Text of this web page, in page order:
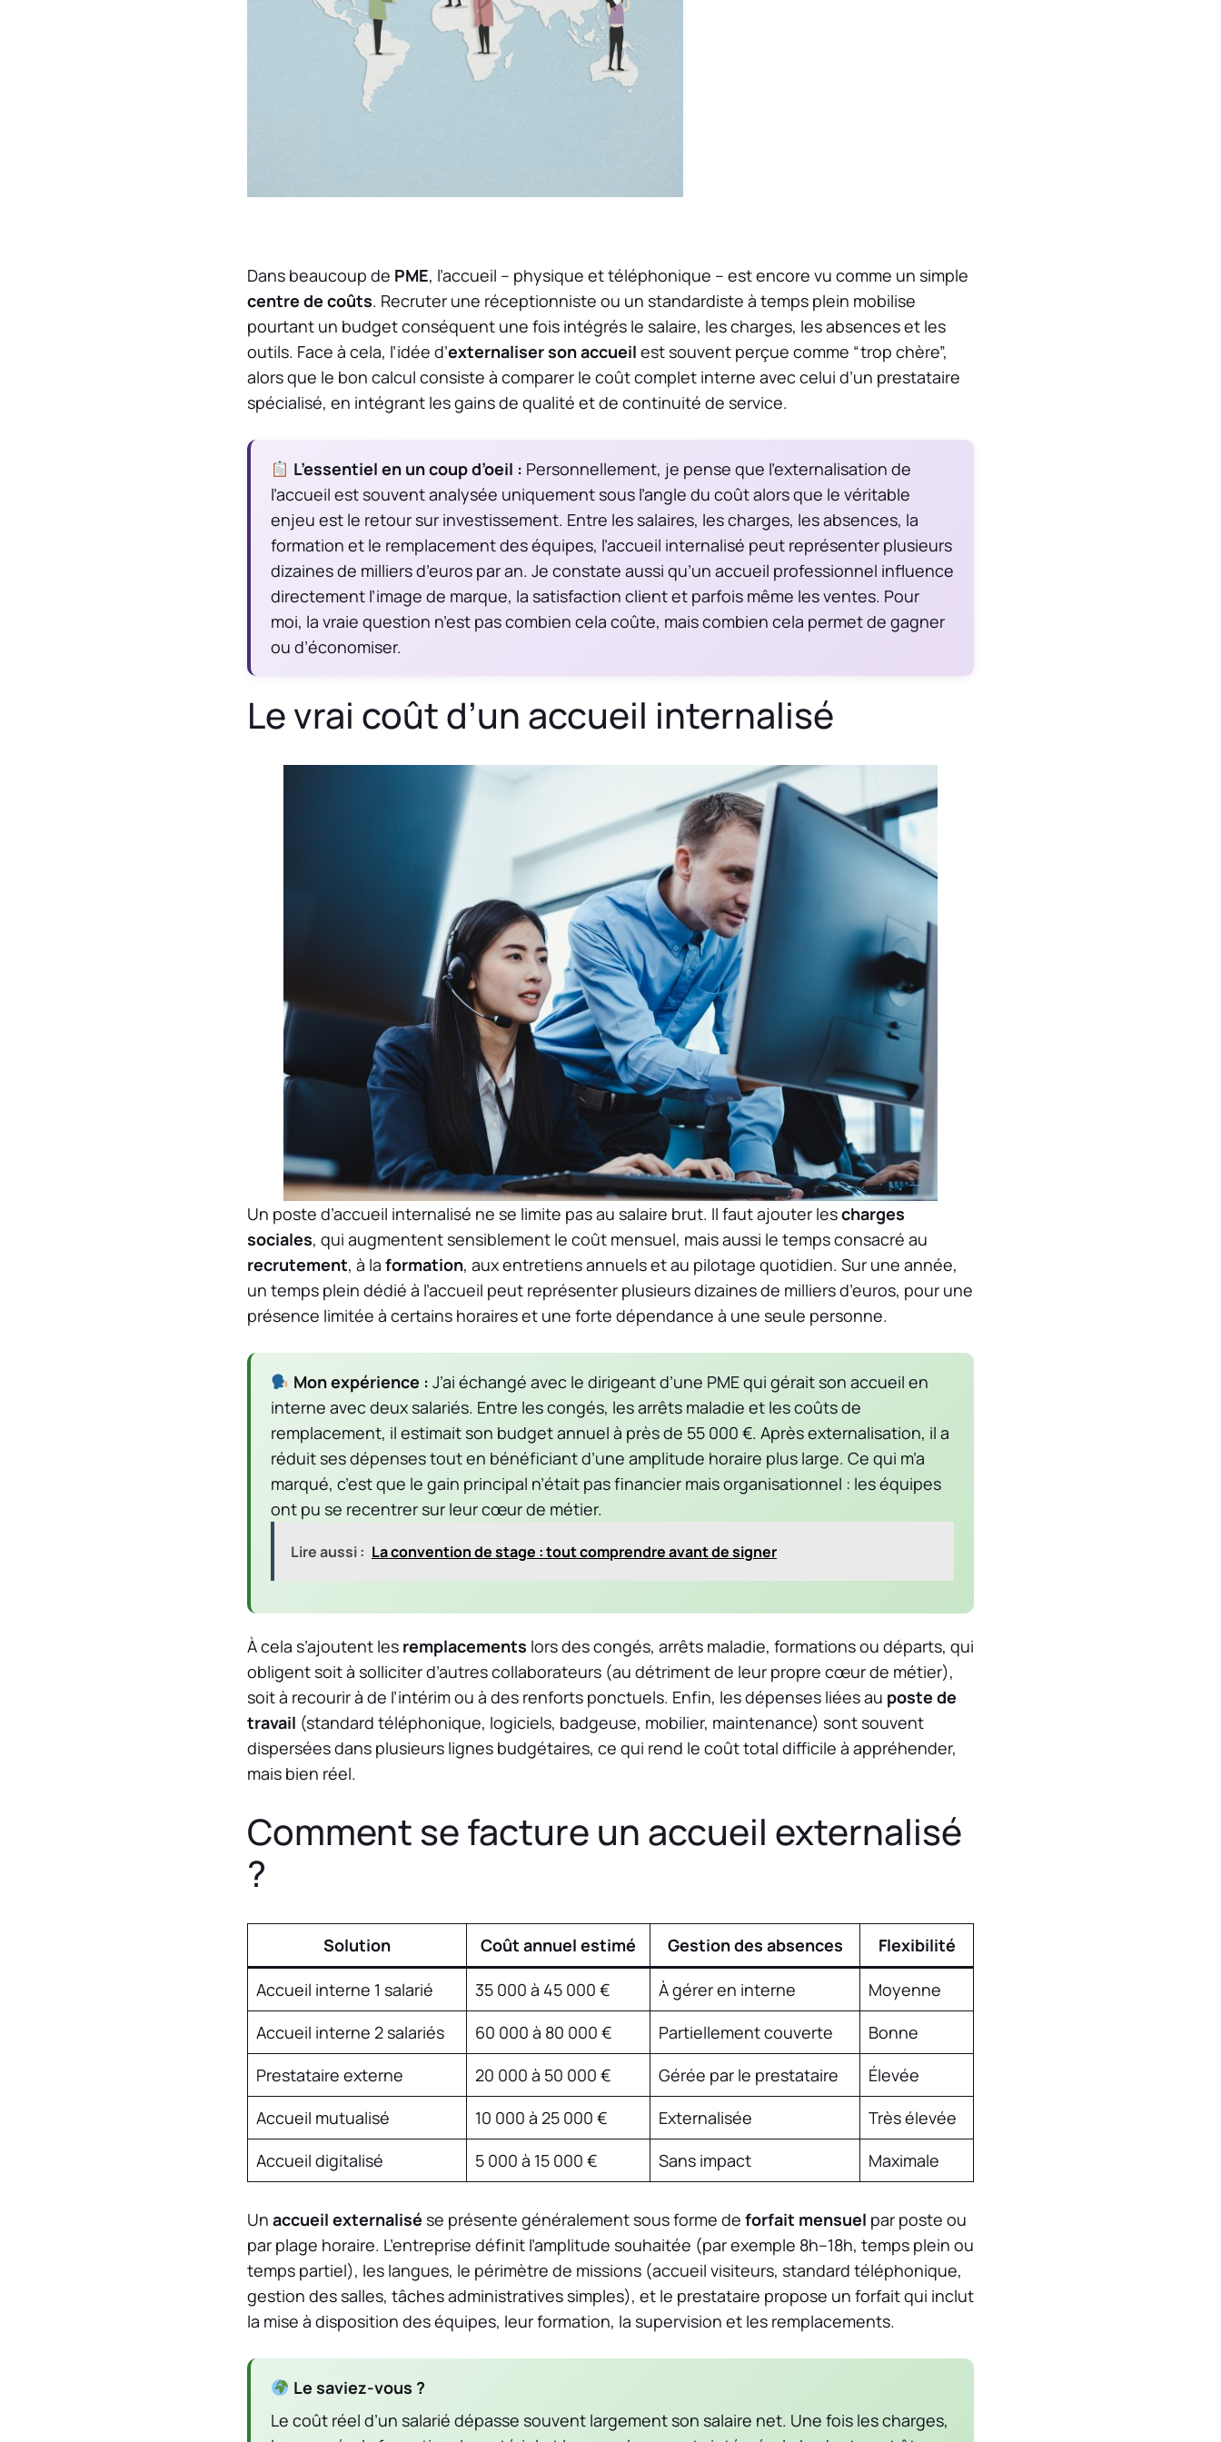
Dans beaucoup de PME, l’accueil – physique et téléphonique – est encore vu comme un simple
centre de coûts. Recruter une réceptionniste ou un standardiste à temps plein mobilise
pourtant un budget conséquent une fois intégrés le salaire, les charges, les absences et les
outils. Face à cela, l’idée d’externaliser son accueil est souvent perçue comme “trop chère”,
alors que le bon calcul consiste à comparer le coût complet interne avec celui d’un prestataire
spécialisé, en intégrant les gains de qualité et de continuité de service.
L’essentiel en un coup d’oeil : Personnellement, je pense que l’externalisation de
l’accueil est souvent analysée uniquement sous l’angle du coût alors que le véritable
enjeu est le retour sur investissement. Entre les salaires, les charges, les absences, la
formation et le remplacement des équipes, l’accueil internalisé peut représenter plusieurs
dizaines de milliers d’euros par an. Je constate aussi qu’un accueil professionnel influence
directement l’image de marque, la satisfaction client et parfois même les ventes. Pour
moi, la vraie question n’est pas combien cela coûte, mais combien cela permet de gagner
ou d’économiser.
Le vrai coût d’un accueil internalisé
Un poste d’accueil internalisé ne se limite pas au salaire brut. Il faut ajouter lescharges
sociales, qui augmentent sensiblement le coût mensuel, mais aussi le temps consacré au
recrutement, à la formation, aux entretiens annuels et au pilotage quotidien. Sur une année,
un temps plein dédié à l’accueil peut représenter plusieurs dizaines de milliers d’euros, pour une
présence limitée à certains horaires et une forte dépendance à une seule personne.
Mon expérience : J’ai échangé avec le dirigeant d’une PME qui gérait son accueil en
interne avec deux salariés. Entre les congés, les arrêts maladie et les coûts de
remplacement, il estimait son budget annuel à près de 55 000 €. Après externalisation, il a
réduit ses dépenses tout en bénéficiant d’une amplitude horaire plus large. Ce qui m’a
marqué, c’est que le gain principal n’était pas financier mais organisationnel : les équipes
ont pu se recentrer sur leur cœur de métier.
Lire aussi : La convention de stage : tout comprendre avant de signer
À cela s’ajoutent les remplacements lors des congés, arrêts maladie, formations ou départs, qui
obligent soit à solliciter d’autres collaborateurs (au détriment de leur propre cœur de métier),
soit à recourir à de l’intérim ou à des renforts ponctuels. Enfin, les dépenses liées au poste de
travail (standard téléphonique, logiciels, badgeuse, mobilier, maintenance) sont souvent
dispersées dans plusieurs lignes budgétaires, ce qui rend le coût total difficile à appréhender,
mais bien réel.
Comment se facture un accueil externalisé
?
Solution Coût annuel estimé Gestion des absences Flexibilité
Accueil interne 1 salarié 35 000 à 45 000 € À gérer en interne
Moyenne
Accueil interne 2 salariés
60 000 à 80 000 € Partiellement couverte
Bonne
Prestataire externe
20 000 à 50 000 € Gérée par le prestataire
Élevée
Accueil mutualisé
10 000 à 25 000 € Externalisée
Très élevée
Accueil digitalisé
5 000 à 15 000 € Sans impact Maximale
Un accueil externalisé se présente généralement sous forme de forfait mensuel par poste ou
par plage horaire. L’entreprise définit l’amplitude souhaitée (par exemple 8h–18h, temps plein ou
temps partiel), les langues, le périmètre de missions (accueil visiteurs, standard téléphonique,
gestion des salles, tâches administratives simples), et le prestataire propose un forfait qui inclut
la mise à disposition des équipes, leur formation, la supervision et les remplacements.
Le saviez-vous ?
Le coût réel d’un salarié dépasse souvent largement son salaire net. Une fois les charges,